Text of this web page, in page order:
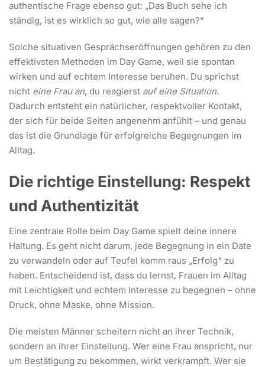
authentische Frage ebenso gut: „Das Buch sehe ich
ständig, ist es wirklich so gut, wie alle sagen?“
Solche situativen Gesprächseröffnungen gehören zu den
effektivsten Methoden im Day Game, weil sie spontan
wirken und auf echtem Interesse beruhen. Du sprichst
nicht eine Frau an, du reagierst auf eine Situation.
Dadurch entsteht ein natürlicher, respektvoller Kontakt,
der sich für beide Seiten angenehm anfühlt – und genau
das ist die Grundlage für erfolgreiche Begegnungen im
Alltag.
Die richtige Einstellung: Respekt
und Authentizität
Eine zentrale Rolle beim Day Game spielt deine innere
Haltung. Es geht nicht darum, jede Begegnung in ein Date
zu verwandeln oder auf Teufel komm raus „Erfolg“ zu
haben. Entscheidend ist, dass du lernst, Frauen im Alltag
mit Leichtigkeit und echtem Interesse zu begegnen – ohne
Druck, ohne Maske, ohne Mission.
Die meisten Männer scheitern nicht an ihrer Technik,
sondern an ihrer Einstellung. Wer eine Frau anspricht, nur
um Bestätigung zu bekommen, wirkt verkrampft. Wer sie